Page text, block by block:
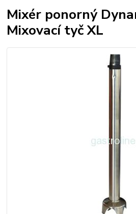
Mixér ponorný
Mixovací tyč XL